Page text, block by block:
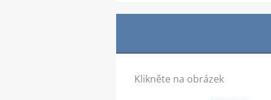
Klikněte na obrázek